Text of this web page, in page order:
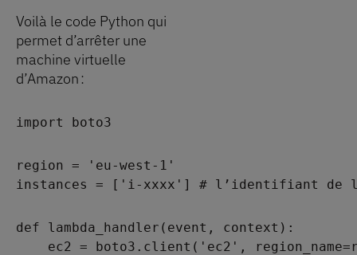
Voilà le code Python qui
permet d’arrêter une
machine virtuelle
d’Amazon :
import boto3
region = 'eu-west-1'
instances = ['i-xxxx'] # l’identifiant de
def lambda_handler(event, context):
ec2 = boto3.client('ec2',